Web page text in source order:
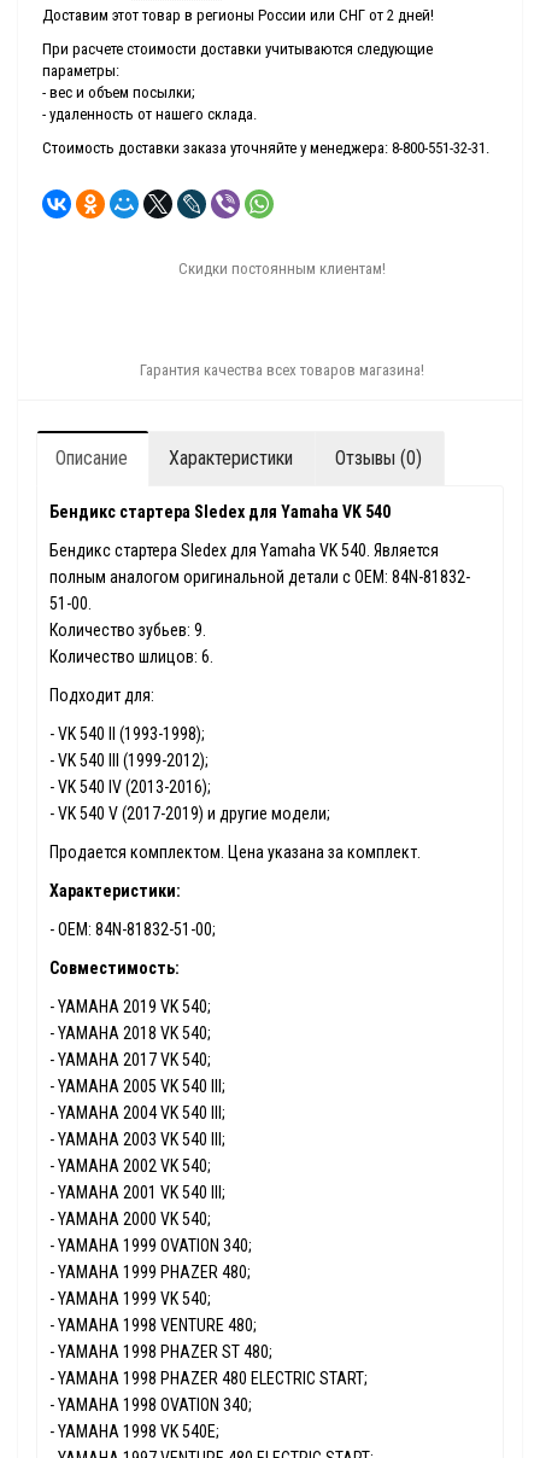
Доставим этот товар в регионы России или СНГ от 2 дней!
При расчете стоимости доставки учитываются следующие
параметры:
- вес и объем посылки;
- удаленность от нашего склада.
Стоимость доставки заказа уточняйте у менеджера: 8-800-551-32-31.
Скидки постоянным клиентам!
Гарантия качества всех товаров магазина!
Описание Характеристики Отзывы (0)
Бендикс стартера Sledex для Yamaha VK 540
Бендикс стартера Sledex для Yamaha VK 540. Является
полным аналогом оригинальной детали с ОЕМ: 84N-81832-
51-00.
Количество зубьев: 9.
Количество шлицов: 6.
Подходит для:
- VK 540 II (1993-1998);
- VK 540 III (1999-2012);
- VK 540 IV (2013-2016);
- VK 540 V (2017-2019) и другие модели;
Продается комплектом. Цена указана за комплект.
Характеристики:
- ОЕМ: 84N-81832-51-00;
Совместимость:
- YAMAHA 2019 VK 540;
- YAMAHA 2018 VK 540;
- YAMAHA 2017 VK 540;
- YAMAHA 2005 VK 540 III;
- YAMAHA 2004 VK 540 III;
- YAMAHA 2003 VK 540 III;
- YAMAHA 2002 VK 540;
- YAMAHA 2001 VK 540 III;
- YAMAHA 2000 VK 540;
- YAMAHA 1999 OVATION 340;
- YAMAHA 1999 PHAZER 480;
- YAMAHA 1999 VK 540;
- YAMAHA 1998 VENTURE 480;
- YAMAHA 1998 PHAZER ST 480;
- YAMAHA 1998 PHAZER 480 ELECTRIC START;
- YAMAHA 1998 OVATION 340;
- YAMAHA 1998 VK 540E;